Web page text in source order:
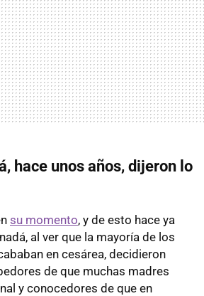
hace unos años, dijeron lo
su momento, y de esto hace ya
al ver que la mayoría de los
en cesárea, decidieron
de que muchas madres
y conocedores de que en